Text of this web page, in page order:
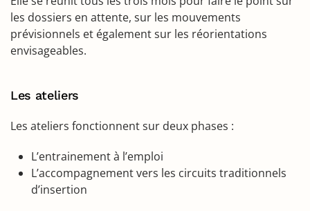
les dossiers en attente, sur les mouvements
prévisionnels et également sur les réorientations
envisageables.
Les ateliers
Les ateliers fonctionnent sur deux phases :
L’entrainement à l’emploi
L’accompagnement vers les circuits traditionnels
d’insertion